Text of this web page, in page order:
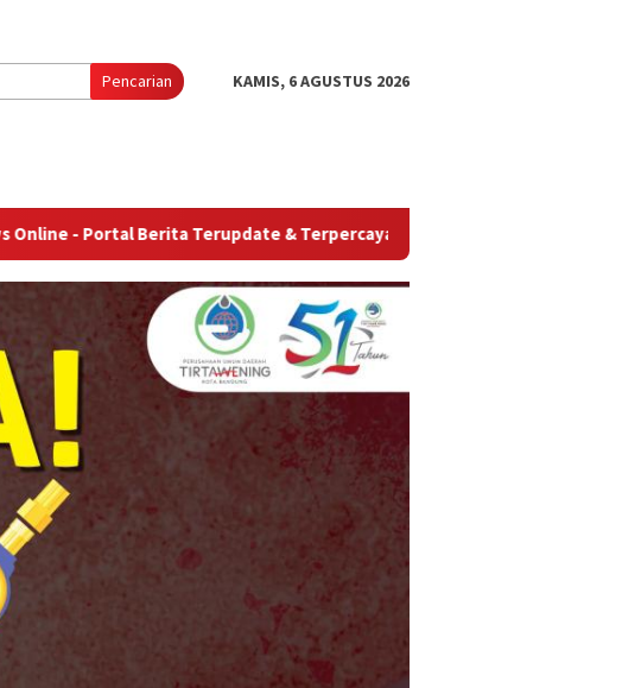
Pencarian
KAMIS, 6 AGUSTUS 2026
Berita Terupdate & Terpercaya